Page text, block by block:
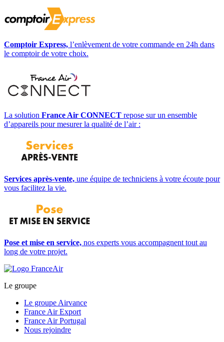
Comptoir Express, l’enlèvement de votre commande en 24h dans
le comptoir de votre choix.
La solution France Air CONNECT repose sur un ensemble
d’appareils pour mesurer la qualité de l’air :
Services après-vente, une équipe de techniciens à votre écoute pour
vous facilitez la vie.
Pose et mise en service, nos experts vous accompagnent tout au
long de votre projet.
Le groupe
Le groupe Airvance
France Air Export
France Air Portugal
Nous rejoindre